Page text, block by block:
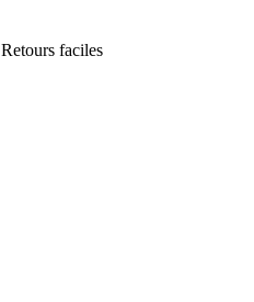
Retours faciles